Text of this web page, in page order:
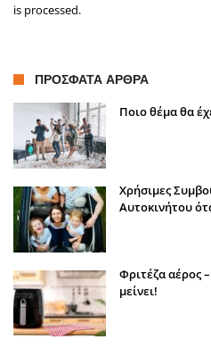
is processed.
ΠΡΌΣΦΑΤΑ ΆΡΘΡΑ
Ποιο θέμα θα
Χρήσιμες
Αυτοκινήτου
Φριτέζα αέρος
μείνει!